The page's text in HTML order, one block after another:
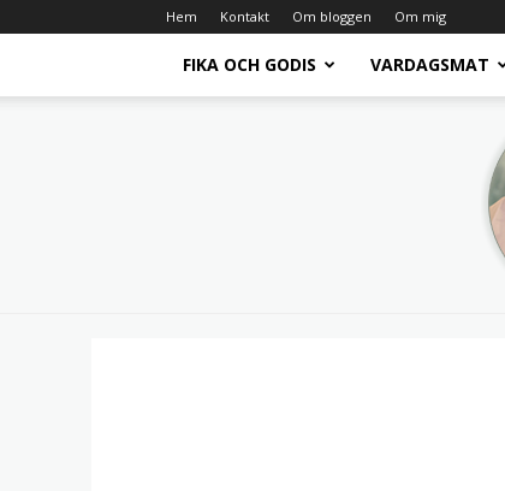
Hem Kontakt Om bloggen Om mig
FIKA OCH GODIS VARDAGSMAT